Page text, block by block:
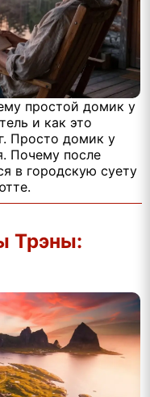
простой домик у
и как это
Просто домик у
Почему после
в городскую суету
Трэны: